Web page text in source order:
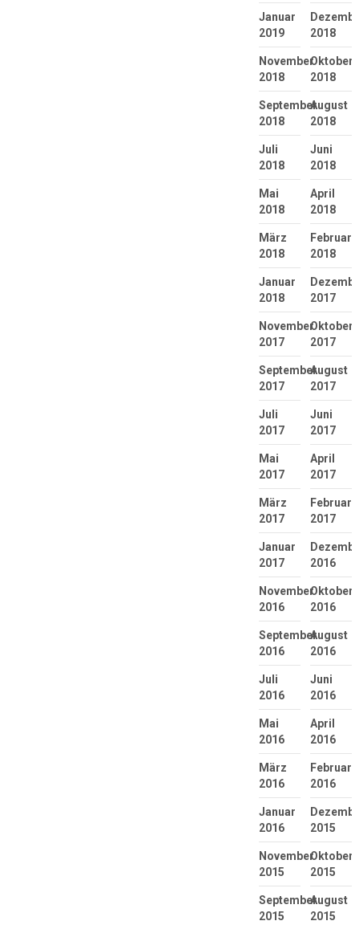
Januar
2019
2018
November
2018
Oktober
2018
September
2018
August
2018
Juli
2018
Juni
2018
Mai
2018
April
2018
März
2018
Februar
2018
Januar
2018
2017
November
2017
Oktober
2017
September
2017
August
2017
Juli
2017
Juni
2017
Mai
2017
April
2017
März
2017
Februar
2017
Januar
2017
2016
November
2016
Oktober
2016
September
2016
August
2016
Juli
2016
Juni
2016
Mai
2016
April
2016
März
2016
Februar
2016
Januar
2016
2015
November
2015
Oktober
2015
September
2015
August
2015